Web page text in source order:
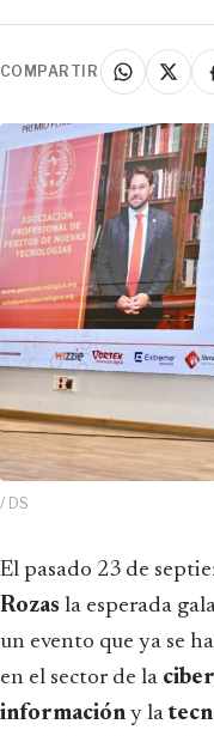
COMPARTIR
/ DS
El pasado 23 de
Rozas la esperada
un evento que ya se
en el sector de la
información y la